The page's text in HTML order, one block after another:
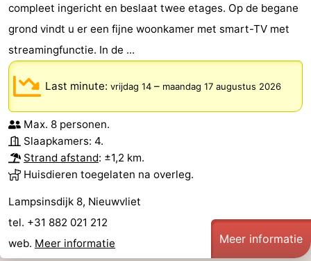
compleet ingericht en beslaat twee etages. Op de begane
grond vindt u er een fijne woonkamer met smart-TV met
streamingfunctie. In de ...
Last minute: vrijdag 14 – maandag 17 augustus 2026
Max. 8 personen.
Slaapkamers: 4.
Strand afstand: ±1,2 km.
Huisdieren toegelaten na overleg.
Lampsinsdijk 8, Nieuwvliet
tel. +31 882 021 212
web. Meer informatie Meer informatie